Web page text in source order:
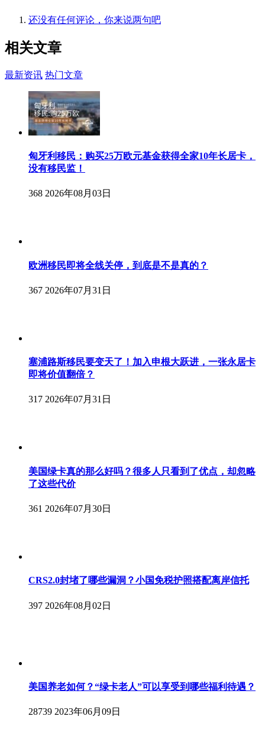
还没有任何评论，你来说两句吧
相关文章
最新资讯 热门文章
匈牙利移民：购买25万欧元基金获得全家10年长居卡，
没有移民监！
368 2026年08月03日
欧洲移民即将全线关停，到底是不是真的？
367 2026年07月31日
塞浦路斯移民要变天了！加入申根大跃进，一张永居卡
即将价值翻倍？
317 2026年07月31日
美国绿卡真的那么好吗？很多人只看到了优点，却忽略
了这些代价
361 2026年07月30日
CRS2.0封堵了哪些漏洞？小国免税护照搭配离岸信托
397 2026年08月02日
美国养老如何？“绿卡老人”可以享受到哪些福利待遇？
28739 2023年06月09日